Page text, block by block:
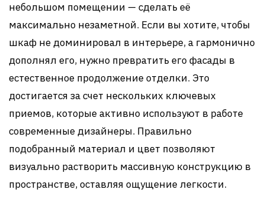
небольшом помещении — сделать её
максимально незаметной. Если вы хотите, чтобы
шкаф не доминировал в интерьере, а гармонично
дополнял его, нужно превратить его фасады в
естественное продолжение отделки. Это
достигается за счет нескольких ключевых
приемов, которые активно используют в работе
современные дизайнеры. Правильно
подобранный материал и цвет позволяют
визуально растворить массивную конструкцию в
пространстве, оставляя ощущение легкости.